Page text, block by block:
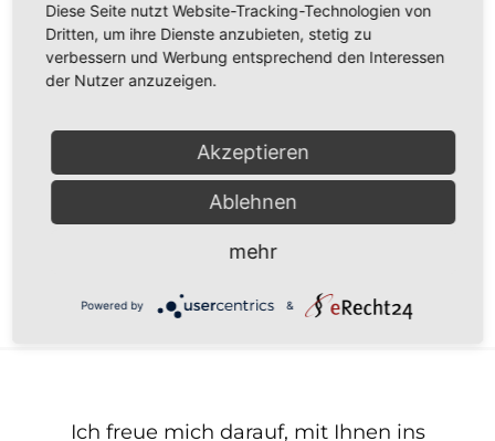
Zurück
Ich freue mich darauf, mit Ihnen ins
Diese Seite nutzt Website-Tracking-Technologien von
Dritten, um ihre Dienste anzubieten, stetig zu
verbessern und Werbung entsprechend den Interessen
der Nutzer anzuzeigen.
Akzeptieren
Ablehnen
mehr
Powered by &